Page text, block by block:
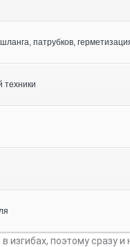
патрубков,
техники
поэтому сразу и